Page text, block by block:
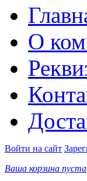
О
Войти на сайт
Ваша корзина пуста